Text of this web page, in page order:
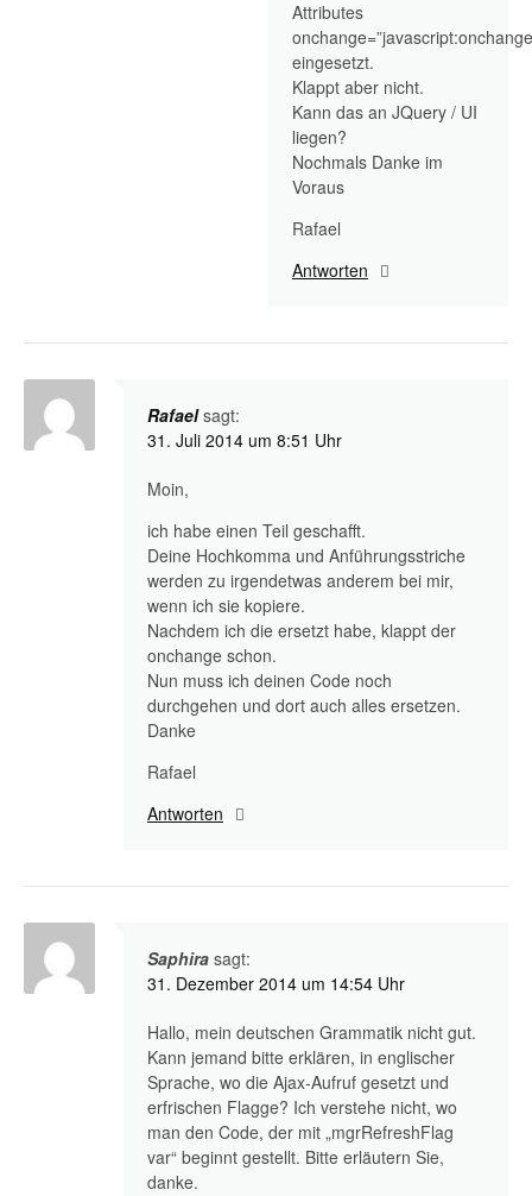
Attributes
eingesetzt.
Klappt aber nicht.
Kann das an JQuery / UI
liegen?
Nochmals Danke im
Voraus
Rafael
Antworten
Rafael sagt:
31. Juli 2014 um 8:51 Uhr
Moin,
ich habe einen Teil geschafft.
Deine Hochkomma und Anführungsstriche
werden zu irgendetwas anderem bei mir,
wenn ich sie kopiere.
Nachdem ich die ersetzt habe, klappt der
onchange schon.
Nun muss ich deinen Code noch
durchgehen und dort auch alles ersetzen.
Danke
Rafael
Antworten
Saphira sagt:
31. Dezember 2014 um 14:54 Uhr
Hallo, mein deutschen Grammatik nicht gut.
Kann jemand bitte erklären, in englischer
Sprache, wo die Ajax-Aufruf gesetzt und
erfrischen Flagge? Ich verstehe nicht, wo
man den Code, der mit „mgrRefreshFlag
var“ beginnt gestellt. Bitte erläutern Sie,
danke.